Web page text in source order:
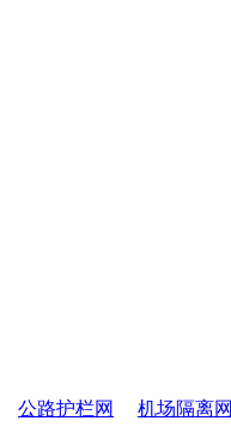
公路护栏网 机场隔离网